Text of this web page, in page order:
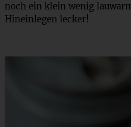
noch ein klein wenig
Hineinlegen lecker!